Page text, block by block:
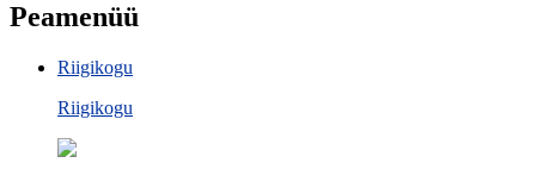
Peamenüü
Riigikogu
Riigikogu